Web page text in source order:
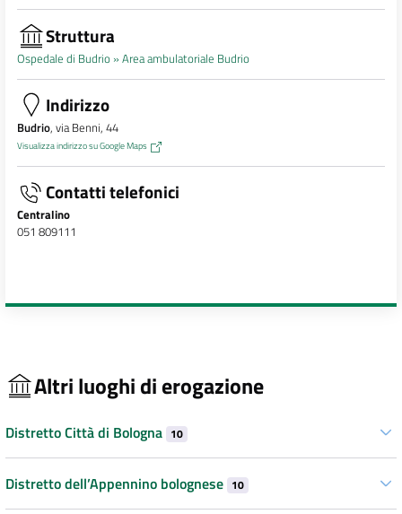
Struttura
Ospedale di Budrio »Area ambulatoriale Budrio
Indirizzo
Budrio, via Benni, 44
Visualizza indirizzo su Google Maps
Contatti telefonici
Centralino
051 809111
Altri luoghi di erogazione
Distretto Città di Bologna 10
Distretto dell’Appennino bolognese 10